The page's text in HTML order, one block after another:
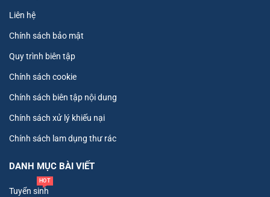
Liên hệ
Chính sách bảo mật
Quy trình biên tập
Chính sách cookie
Chính sách biên tập nội dung
Chính sách xử lý khiếu nại
Chính sách lam dụng thư rác
DANH MỤC BÀI VIẾT
Tuyển sinh
HOT